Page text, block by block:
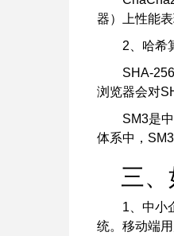
器）上性能
2、哈希
SHA-
浏览器会对
SM3是
体系中，
三、
1、中小
统。移动端